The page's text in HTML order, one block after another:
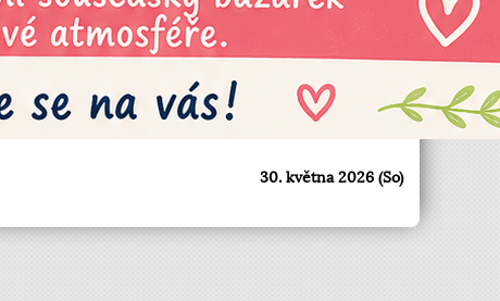
30. května 2026 (So)